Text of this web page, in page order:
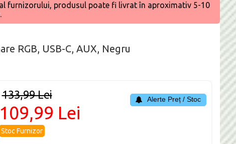
furnizorului, produsul poate fi livrat în aproximativ 5-10
RGB, USB-C, AUX, Negru
133,99 Lei
109,99 Lei
Stoc Furnizor
Alerte Preț / Stoc